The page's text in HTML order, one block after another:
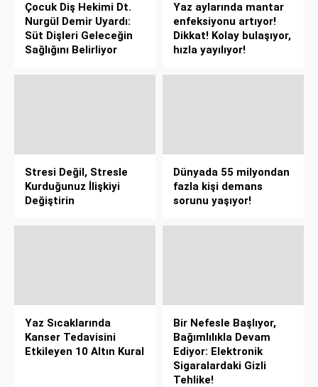
Çocuk Diş Hekimi Dt.
Nurgül Demir Uyardı:
Süt Dişleri Geleceğin
Sağlığını Belirliyor
Yaz aylarında mantar
enfeksiyonu artıyor!
Dikkat! Kolay bulaşıyor,
hızla yayılıyor!
Stresi Değil, Stresle
Kurduğunuz İlişkiyi
Değiştirin
Dünyada 55 milyondan
fazla kişi demans
sorunu yaşıyor!
Yaz Sıcaklarında
Kanser Tedavisini
Etkileyen 10 Altın Kural
Bir Nefesle Başlıyor,
Bağımlılıkla Devam
Ediyor: Elektronik
Sigaralardaki Gizli
Tehlike!